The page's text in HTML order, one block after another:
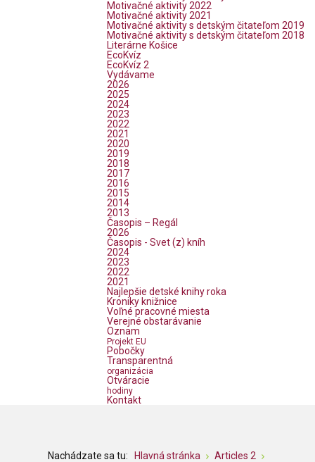
Motivačné aktivity 2022
Motivačné aktivity 2021
Motivačné aktivity s detským čitateľom 2019
Motivačné aktivity s detským čitateľom 2018
Literárne Košice
EcoKvíz
EcoKvíz 2
Vydávame
2026
2025
2024
2023
2022
2021
2020
2019
2018
2017
2016
2015
2014
2013
Časopis – Regál
2026
Časopis - Svet (z) kníh
2024
2023
2022
2021
Najlepšie detské knihy roka
Kroniky knižnice
Voľné pracovné miesta
Verejné obstarávanie
Oznam
Projekt EU
Pobočky
Transparentná
organizácia
Otváracie
hodiny
Kontakt
Nachádzate sa tu: Hlavná stránka
Articles 2